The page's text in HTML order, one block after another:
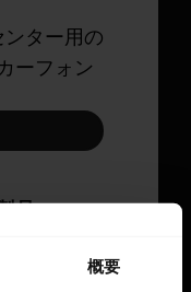
概要
ター用の
ーフォン
品
。